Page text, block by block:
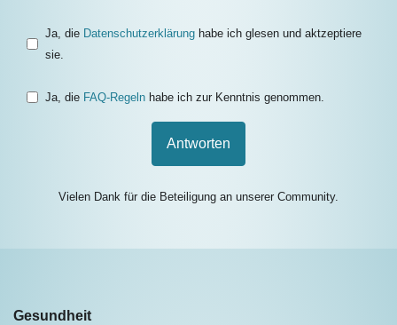
Ja, die Datenschutzerklärung habe ich glesen und aktzeptiere
sie.
Ja, die FAQ-Regeln habe ich zur Kenntnis genommen.
Antworten
Vielen Dank für die Beteiligung an unserer Community.
Gesundheit